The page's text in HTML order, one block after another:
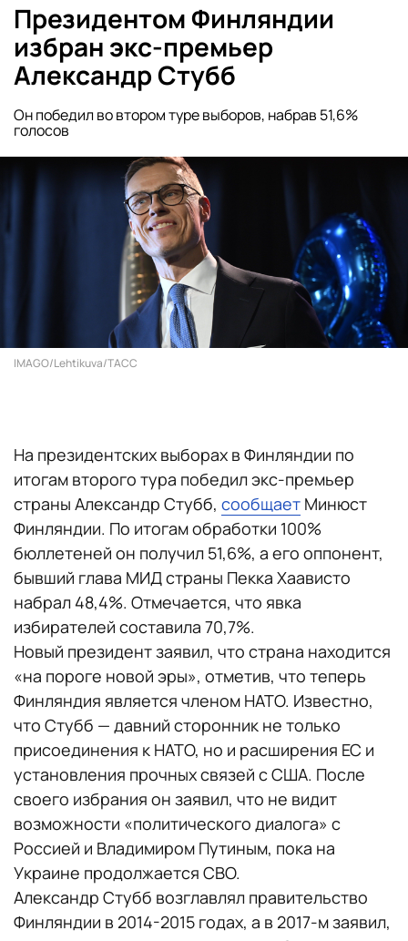
Президентом Финляндии
избран экс-премьер
Александр Стубб
Он победил во втором туре выборов, набрав 51,6%
голосов
IMAGO/Lehtikuva/ТАСС
На президентских выборах в Финляндии по
итогам второго тура победил экс-премьер
страны Александр Стубб, сообщает Минюст
Финляндии. По итогам обработки 100%
бюллетеней он получил 51,6%, а его оппонент,
бывший глава МИД страны Пекка Хаависто
набрал 48,4%. Отмечается, что явка
избирателей составила 70,7%.
Новый президент заявил, что страна находится
«на пороге новой эры», отметив, что теперь
Финляндия является членом НАТО. Известно,
что Стубб — давний сторонник не только
присоединения к НАТО, но и расширения ЕС и
установления прочных связей с США. После
своего избрания он заявил, что не видит
возможности «политического диалога» с
Россией и Владимиром Путиным, пока на
Украине продолжается СВО.
Александр Стубб возглавлял правительство
Финляндии в 2014-2015 годах, а в 2017-м заявил,